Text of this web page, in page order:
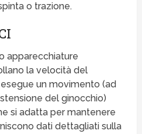
o trazione.
apparecchiature
la velocità del
un movimento (ad
del ginocchio)
si adatta per mantenere
dati dettagliati sulla